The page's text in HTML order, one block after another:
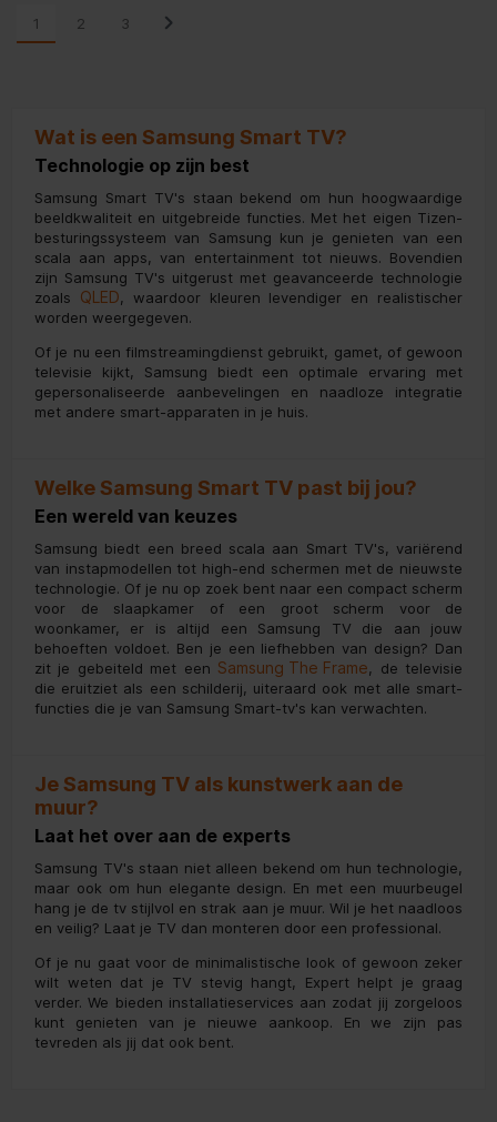
1 2 3
Wat is een Samsung Smart TV?
Technologie op zijn best
Samsung Smart TV's staan bekend om hun hoogwaardige
beeldkwaliteit en uitgebreide functies. Met het eigen Tizen-
besturingssysteem van Samsung kun je genieten van een
scala aan apps, van entertainment tot nieuws. Bovendien
zijn Samsung TV's uitgerust met geavanceerde technologie
zoals QLED, waardoor kleuren levendiger en realistischer
worden weergegeven.
Of je nu een filmstreamingdienst gebruikt, gamet, of gewoon
televisie kijkt, Samsung biedt een optimale ervaring met
gepersonaliseerde aanbevelingen en naadloze integratie
met andere smart-apparaten in je huis.
Welke Samsung Smart TV past bij jou?
Een wereld van keuzes
Samsung biedt een breed scala aan Smart TV's, variërend
van instapmodellen tot high-end schermen met de nieuwste
technologie. Of je nu op zoek bent naar een compact scherm
voor de slaapkamer of een groot scherm voor de
woonkamer, er is altijd een Samsung TV die aan jouw
behoeften voldoet. Ben je een liefhebben van design? Dan
zit je gebeiteld met een Samsung The Frame, de televisie
die eruitziet als een schilderij, uiteraard ook met alle smart-
functies die je van Samsung Smart-tv's kan verwachten.
Je Samsung TV als kunstwerk aan de
muur?
Laat het over aan de experts
Samsung TV's staan niet alleen bekend om hun technologie,
maar ook om hun elegante design. En met een muurbeugel
hang je de tv stijlvol en strak aan je muur. Wil je het naadloos
en veilig? Laat je TV dan monteren door een professional.
Of je nu gaat voor de minimalistische look of gewoon zeker
wilt weten dat je TV stevig hangt, Expert helpt je graag
verder. We bieden installatieservices aan zodat jij zorgeloos
kunt genieten van je nieuwe aankoop. En we zijn pas
tevreden als jij dat ook bent.